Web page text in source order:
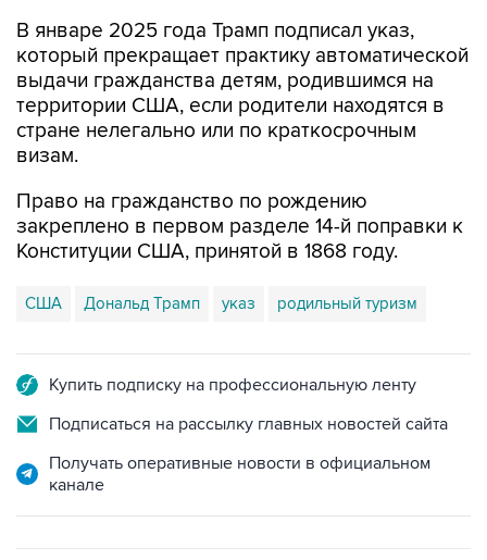
В январе 2025 года Трамп подписал указ,
который прекращает практику автоматической
выдачи гражданства детям, родившимся на
территории США, если родители находятся в
стране нелегально или по краткосрочным
визам.
Право на гражданство по рождению
закреплено в первом разделе 14-й поправки к
Конституции США, принятой в 1868 году.
США Дональд Трамп указ родильный туризм
Купить подписку на профессиональную ленту
Подписаться на рассылку главных новостей сайта
Получать оперативные новости в официальном
канале